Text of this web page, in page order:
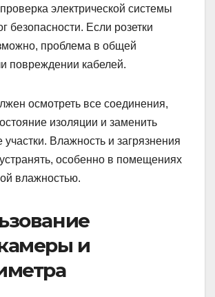
электрической системы
безопасности. Если розетки
проблема в общей
повреждении кабелей.
осмотреть все соединения,
изоляции и заменить
Влажность и загрязнения
особенно в помещениях
влажностью.
и